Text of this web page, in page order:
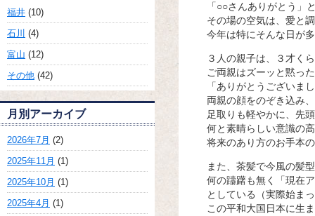
「○○さんありがとう」
その場の空気は、愛と
今年は特にそんな日が
３人の親子は、３才く
ご両親はズーッと黙っ
「ありがとうございま
両親の顔をのぞき込み
足取りも軽やかに、先
何と素晴らしい意識の
将来のあり方のお手本
また、茶髪で今風の髪
何の躊躇も無く「現在
としている（実際始ま
この平和大国日本に生
福井 (10)
石川 (4)
富山 (12)
その他 (42)
月別アーカイブ
2026年7月 (2)
2025年11月 (1)
2025年10月 (1)
2025年4月 (1)